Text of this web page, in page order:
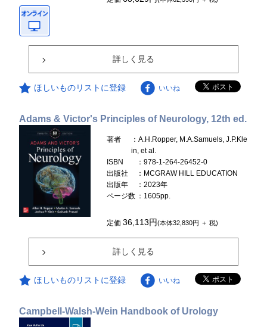
詳しく見る
ほしいものリストに登録 いいね
Adams & Victor's Principles of Neurology, 12th ed.
著者
：A.H.Ropper, M.A.Samuels, J.P.Kle
in, et al.
ISBN
：978-1-264-26452-0
出版社
：MCGRAW HILL EDUCATION
出版年
：2023年
ページ数 ：1605pp.
定価36,113円(本体32,830円 ＋ 税)
詳しく見る
ほしいものリストに登録 いいね
Campbell-Walsh-Wein Handbook of Urology